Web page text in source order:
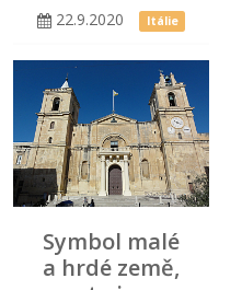
22.9.2020 Itálie
Symbol malé
a hrdé země,